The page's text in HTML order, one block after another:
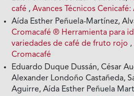
café ,Avances Técnicos
Aída Esther Peñuela-Martínez,
Cromacafé ® Herramienta para
variedades de café de fruto rojo ,
Cromacafé
Eduardo Duque Dussán, César
Alexander Londoño Castañeda,
Aguirre, Aída Esther Peñuela